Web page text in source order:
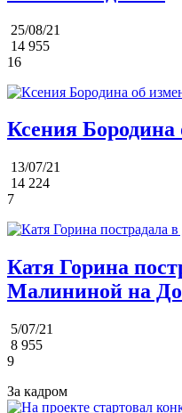
25/08/21
14 955
16
Ксения
13/07/21
14 224
7
Катя Горина
Малининой на
5/07/21
8 955
9
За кадром